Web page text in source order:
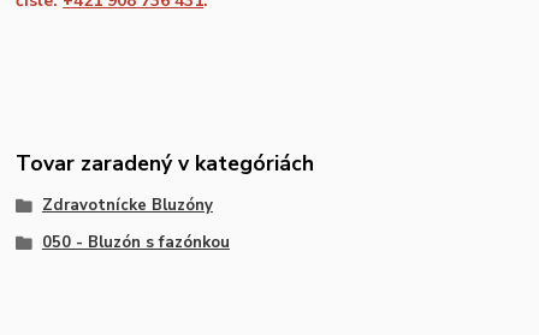
Tovar zaradený v kategóriách
Zdravotnícke Bluzóny
050 - Bluzón s fazónkou